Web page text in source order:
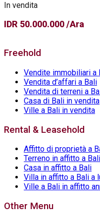
In vendita
IDR 50.000.000 /Ara
Freehold
Vendite immobiliari a
Vendita d’affari a Bali
Vendita di terreni a
Casa di Bali in vendita
Ville a Bali in vendita
Rental & Leasehold
Affitto di proprietà a
Terreno in affitto a Bali
Casa in affitto a Bali
Villa in affitto a Bali a
Ville a Bali in affitto
Other Menu